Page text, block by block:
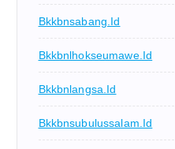
Bkkbnsabang.id
Bkkbnlhokseumawe.id
Bkkbnlangsa.id
Bkkbnsubulussalam.id